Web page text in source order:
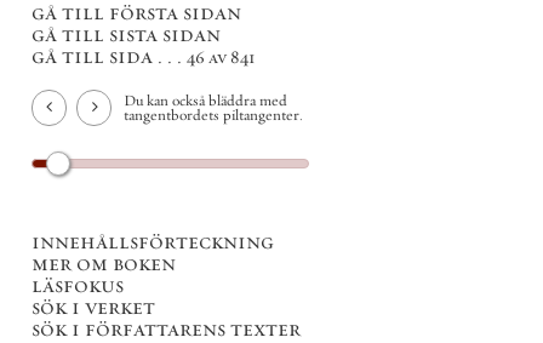
gå till första sidan
gå till sista sidan
gå till sida . . . 46 av 841
Du kan också bläddra med
tangentbordets piltangenter.
innehållsförteckning
mer om boken
läsfokus
sök i verket
sök i författarens texter